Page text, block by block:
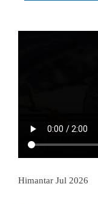
Himantar Jul 2026